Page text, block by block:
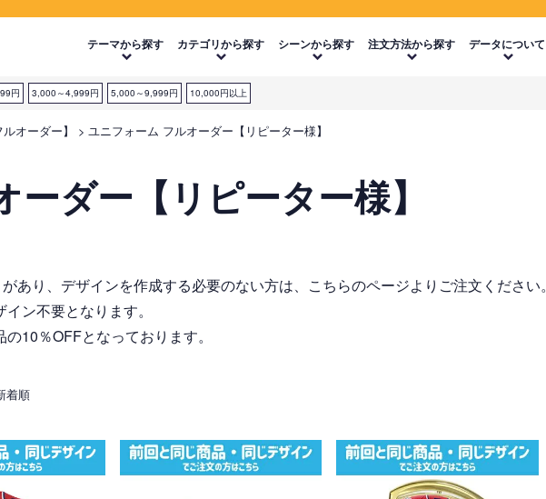
テーマから探す カテゴリから探す シーンから探す 注文方法から探す データについて
円 3,000～4,999円 5,000～9,999円 10,000円以上
オーダー】 ユニフォーム フルオーダー【リピーター様】
ダー【リピーター様】
あり、デザインを作成する必要のない方は、こちらのページよりご注文ください。
ン不要となります。
10％OFFとなっております。
着順